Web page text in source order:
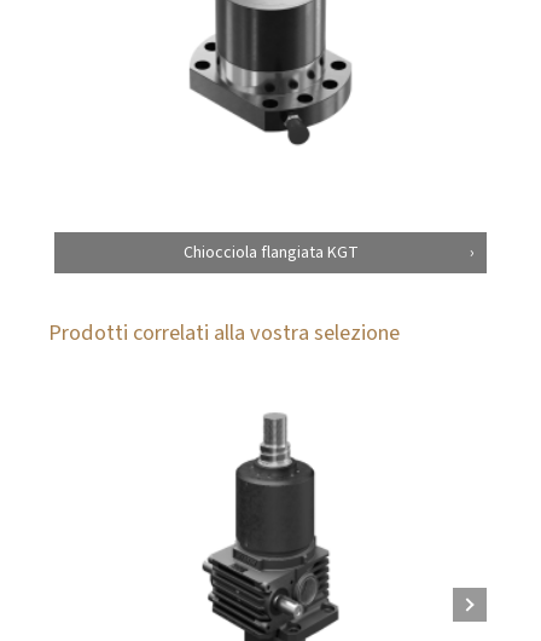
Chiocciola flangiata KGT
Prodotti correlati alla vostra selezione